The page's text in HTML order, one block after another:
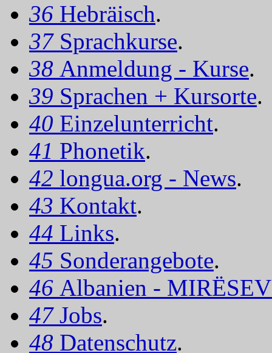
36 Hebräisch.
37 Sprachkurse.
38 Anmeldung - Kurse.
39 Sprachen + Kursorte.
40 Einzelunterricht.
41 Phonetik.
42 longua.org - News.
43 Kontakt.
44 Links.
45 Sonderangebote.
46 Albanien -
47 Jobs.
48 Datenschutz.